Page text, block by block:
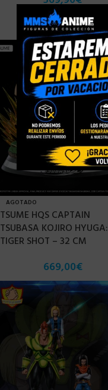
AGOTADO
TSUME HQS CAPTAIN
TSUBASA KOJIRO HYUGA:
TIGER SHOT – 32 CM
669,00€